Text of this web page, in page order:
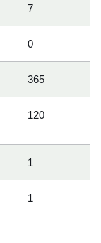
7
0
365
120
1
1